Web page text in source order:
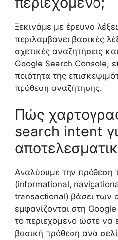
Ξεκινάμε με έρευνα
περιλαμβάνει βασικές
σχετικές αναζητήσεις
Google Search Console,
ποιότητα της
πρόθεση αναζήτησης.
Πώς
search intent
Αναλύουμε την πρόθεση
(informational,
transactional) βάσει των
εμφανίζονται στη
το περιεχόμενο ώστε να
βασική πρόθεση ανά